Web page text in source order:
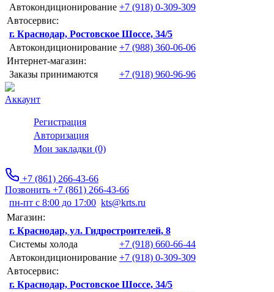
Автокондиционирование +7 (918) 0-309-309
Автосервис:
г. Краснодар, Ростовское Шоссе, 34/5
Автокондиционирование +7 (988) 360-06-06
Интернет-магазин:
Заказы принимаются
+7 (918) 960-96-96
Аккаунт
Регистрация
Авторизация
Мои закладки (0)
+7 (861) 266-43-66
Позвонить +7 (861) 266-43-66
пн-пт с 8:00 до 17:00 kts@krts.ru
Магазин:
г. Краснодар, ул. Гидростроителей, 8
Системы холода
+7 (918) 660-66-44
Автокондиционирование +7 (918) 0-309-309
Автосервис:
г. Краснодар, Ростовское Шоссе, 34/5